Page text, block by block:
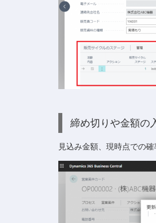
締め切りや金額の
見込み金額、現時点での